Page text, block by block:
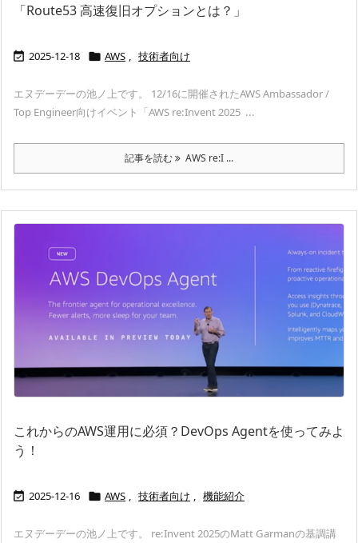
「Route53 高速復旧オプションとは？」
 2025-12-18  AWS 技術者向け
エヌデーデーの池ノ上です。 12/16に開催されたAWS Ambassador /
Top Engineer向けイベント「AWS re:Invent 2025 ...
記事を読む AWS re:I ...
これからのAWS運用に必須？DevOps Agentを使ってみよ
う！
 2025-12-16  AWS , 技術者向け , 機能紹介
エヌデーデーの池ノ上です。 re:Invent 2025のMatt Garmanの基調講